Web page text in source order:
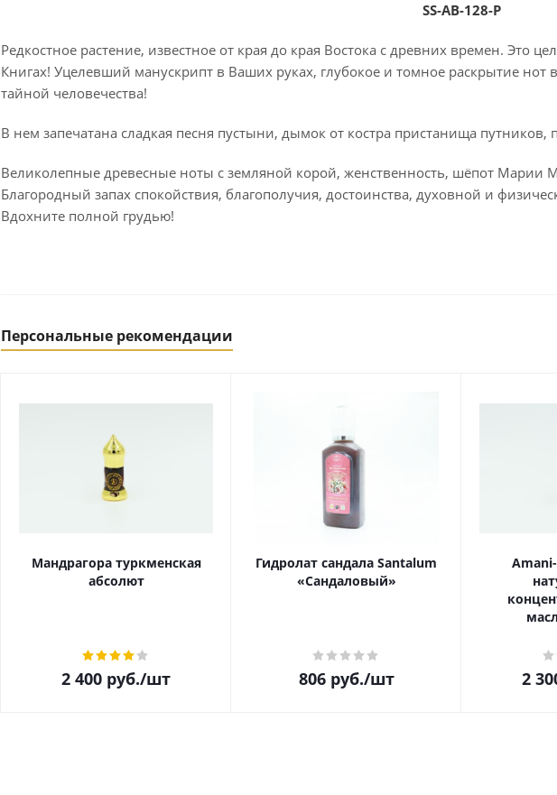
SS-AB-128-P
Редкостное растение, известное от края до края Востока с древних времен. Это
Книгах! Уцелевший манускрипт в Ваших руках, глубокое и томное раскрытие нот
тайной человечества!
В нем запечатана сладкая песня пустыни, дымок от костра пристанища
Великолепные древесные ноты с земляной корой, женственность, шёпот Марии
Благородный запах спокойствия, благополучия, достоинства, духовной и
Вдохните полной грудью!
Персональные рекомендации
Мандрагора туркменская
абсолют
2 400 руб./шт
Гидролат сандала Santalum
«Сандаловый»
806руб./шт 2